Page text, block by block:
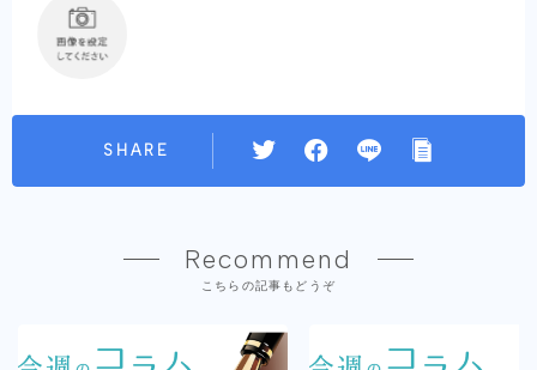
SHARE
Recommend
こちらの記事もどうぞ